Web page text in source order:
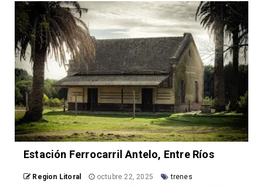
Estación Ferrocarril Antelo, Entre Ríos
Region Litoral octubre 22, 2025 trenes